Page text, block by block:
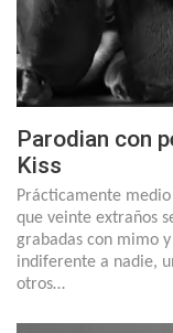
Parodian con
Kiss
Prácticamente
que veinte extraños
grabadas con mimo
indiferente a nadie,
otros…